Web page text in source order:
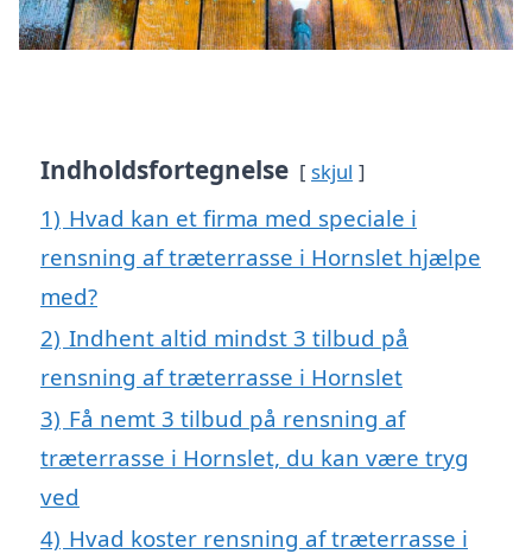
Indholdsfortegnelse skjul
1) Hvad kan et firma med speciale i
rensning af træterrasse i Hornslet hjælpe
med?
2) Indhent altid mindst 3 tilbud på
rensning af træterrasse i Hornslet
3) Få nemt 3 tilbud på rensning af
træterrasse i Hornslet, du kan være tryg
ved
4) Hvad koster rensning af træterrasse i